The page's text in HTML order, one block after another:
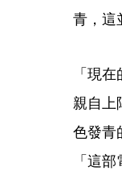
青，這
「現
親自上
色發青
「這